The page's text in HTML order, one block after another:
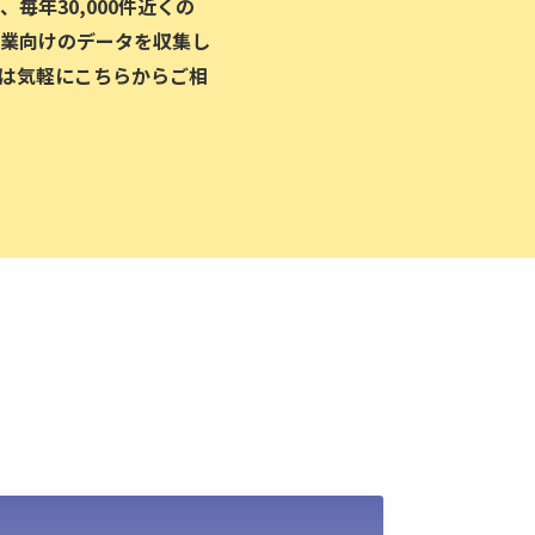
向けのデータを収集し
気軽にこちらからご相